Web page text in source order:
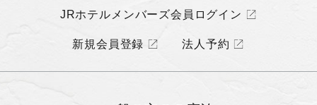
JRホテルメンバーズ会員ログイン
新規会員登録 法人予約